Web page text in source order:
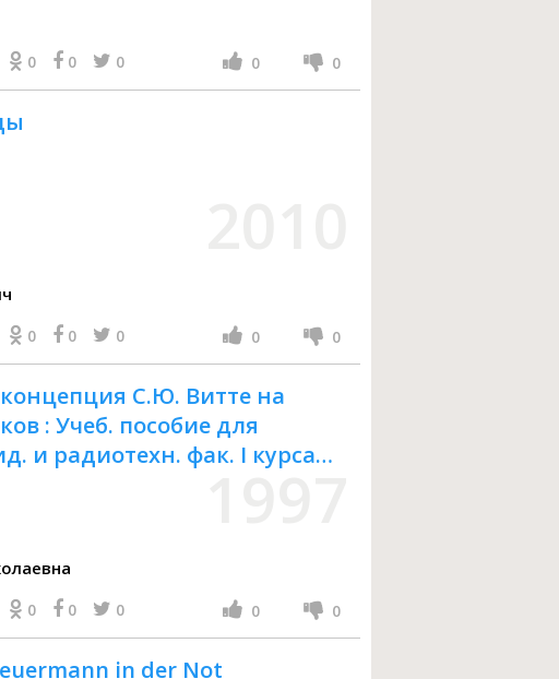
0 0 0 0 0
0 0 0 0 0
С.Ю. Витте на
: Учеб. пособие для
и радиотехн. фак. I курса
отд-ния ВВШ МВД РФ
0 0 0 0 0
in der Not